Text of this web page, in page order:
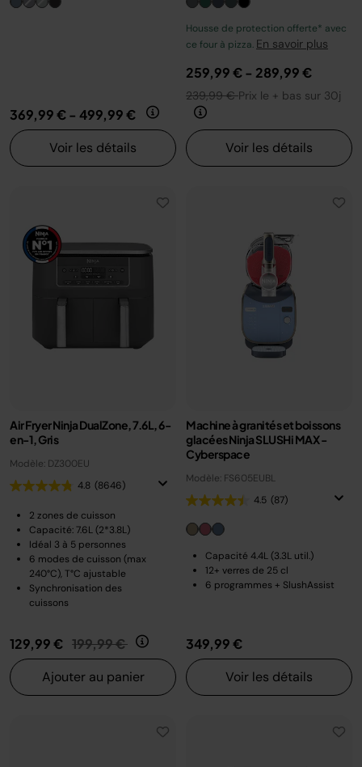
369,99 €- 499,99 €
Voir les détails
Housse de protection offerte* avec
ce four à pizza. En savoir plus
259,99 €- 289,99 €
239,99 €Prix le + bas sur 30j
Voir les détails
Air Fryer Ninja DualZone, 7.6L, 6-
en-1, Gris
Modèle: DZ300EU
4.8 (8646)
2 zones de cuisson
Capacité: 7.6L (2*3.8L)
Idéal 3 à 5 personnes
6 modes de cuisson (max
240°C), T°C ajustable
Synchronisation des
cuissons
129,99 € Prix réduit de
199,99 € au
Ajouter au panier
Machine à granités et boissons
glacées Ninja SLUSHi MAX -
Cyberspace
Modèle: FS605EUBL
4.5 (87)
Capacité 4.4L (3.3L util.)
12+ verres de 25 cl
6 programmes + SlushAssist
349,99 €
Voir les détails